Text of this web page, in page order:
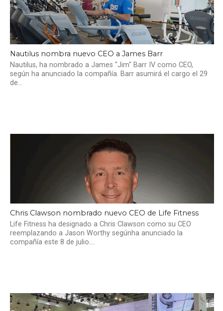
Nautilus nombra nuevo CEO a James Barr
Nautilus, ha nombrado a James "Jim" Barr IV como CEO,
según ha anunciado la compañía. Barr asumirá el cargo el 29
de...
Chris Clawson nombrado nuevo CEO de Life Fitness
Life Fitness ha designado a Chris Clawson como su CEO
reemplazando a Jason Worthy segúnha anunciado la
compañía este 8 de julio....